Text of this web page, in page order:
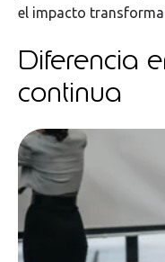
el impacto
Diferencia
continua